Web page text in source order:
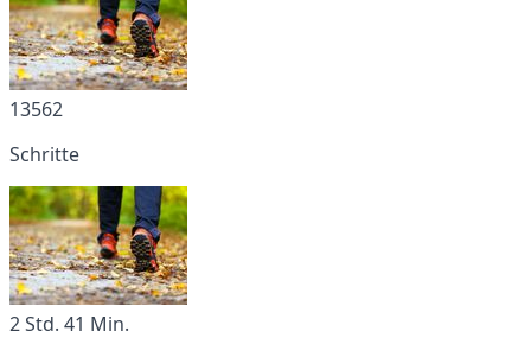
13562
Schritte
2 Std. 41 Min.